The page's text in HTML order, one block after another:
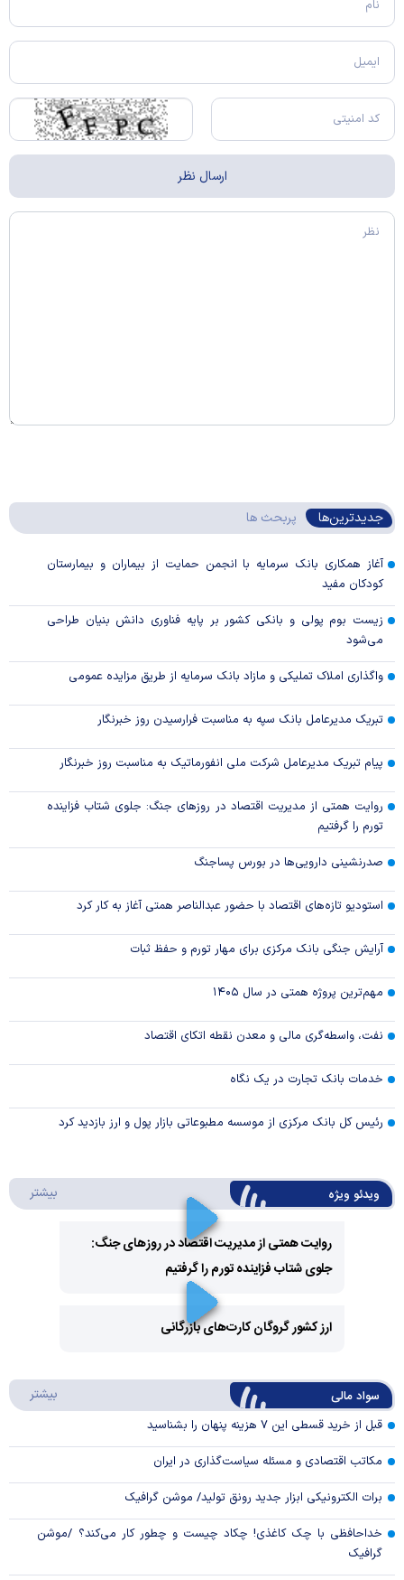
جدیدترین‌ها پربحث ها
آغاز همکاری بانک سرمایه با انجمن حمایت از بیماران و بیمارستان
کودکان مفید
زیست بوم پولی و بانکی کشور بر پایه فناوری دانش بنیان طراحی
می‌شود
واگذاری املاک تملیکی و مازاد بانک سرمایه از طریق مزایده عمومی
تبریک مدیرعامل بانک سپه به مناسبت فرارسیدن روز خبرنگار
پیام تبریک مدیرعامل شرکت ملی انفورماتیک به مناسبت روز خبرنگار
روایت همتی از مدیریت اقتصاد در روزهای جنگ: جلوی شتاب فزاینده
تورم را گرفتیم
صدرنشینی دارویی‌ها در بورس پساجنگ
استودیو تازه‌های اقتصاد با حضور عبدالناصر همتی آغاز به کار کرد
آرایش جنگی بانک مرکزی برای مهار تورم و حفظ ثبات
مهم‌ترین پروژه همتی در سال ۱۴۰۵
نفت، واسطه‌گری مالی و معدن نقطه اتکای اقتصاد
خدمات بانک تجارت در یک نگاه
رئیس کل بانک مرکزی از موسسه مطبوعاتی بازار پول و ارز بازدید کرد
ویدئو ویژه بیشتر
Play
Video
روایت همتی از مدیریت اقتصاد در روزهای جنگ:
جلوی شتاب فزاینده تورم را گرفتیم
Video
ارز کشور گروگان کارت‌های بازرگانی
سواد مالی بیشتر
قبل از خرید قسطی این ۷ هزینه پنهان را بشناسید
مکاتب اقتصادی و مسئله سیاست‌گذاری در ایران
برات الکترونیکی ابزار جدید رونق تولید/ موشن گرافیک
خداحافظی با چک کاغذی! چکاد چیست و چطور کار می‌کند؟ /موشن
گرافیک